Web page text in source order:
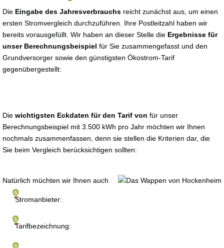
Die Eingabe des Jahresverbrauchs reicht zunächst aus, um einen
ersten Stromvergleich durchzuführen. Ihre Postleitzahl haben wir
bereits vorausgefüllt. Wir haben an dieser Stelle die Ergebnisse für
unser Berechnungsbeispiel für Sie zusammengefasst und den
Grundversorger sowie den günstigsten Ökostrom-Tarif
gegenübergestellt:
Die wichtigsten Eckdaten für den Tarif von für unser
Berechnungsbeispiel mit 3.500 kWh pro Jahr möchten wir Ihnen
nochmals zusammenfassen, denn sie stellen die Kriterien dar, die
Sie beim Vergleich berücksichtigen sollten:
Stromanbieter:
Tarifbezeichnung:
Natürlich müchten wir Ihnen auch